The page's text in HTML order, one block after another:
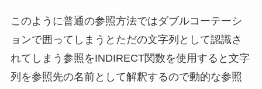
このように普通の参照方法ではダブルコーテーシ
ョンで囲ってしまうとただの文字列として認識さ
れてしまう参照をINDIRECT関数を使用すると文字
列を参照先の名前として解釈するので動的な参照